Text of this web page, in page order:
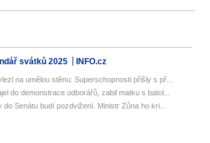
svátků 2025 INFO.cz
na umělou stěnu: Superschopnosti přišly s př...
do demonstrace odborářů, zabil matku s batol...
do Senátu budí pozdvižení. Ministr Zůna ho kri...